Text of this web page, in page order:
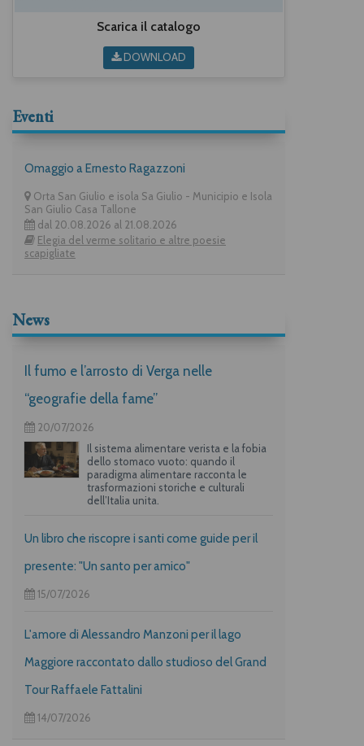
Scarica il catalogo
DOWNLOAD
Eventi
Omaggio a Ernesto Ragazzoni
Orta San Giulio e isola Sa Giulio - Municipio e Isola
San Giulio Casa Tallone
dal 20.08.2026 al 21.08.2026
Elegia del verme solitario e altre poesie
scapigliate
News
Il fumo e l’arrosto di Verga nelle
“geografie della fame”
20/07/2026
Il sistema alimentare verista e la fobia
dello stomaco vuoto: quando il
paradigma alimentare racconta le
trasformazioni storiche e culturali
dell’Italia unita.
Un libro che riscopre i santi come guide per il
presente: "Un santo per amico"
15/07/2026
L'amore di Alessandro Manzoni per il lago
Maggiore raccontato dallo studioso del Grand
Tour Raffaele Fattalini
14/07/2026